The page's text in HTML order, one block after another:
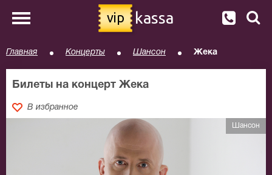
vip kassa
Главная Концерты Шансон Жека
Билеты на концерт Жека
В избранное
Шансон